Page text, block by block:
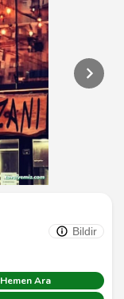
Bildir
Hemen Ara